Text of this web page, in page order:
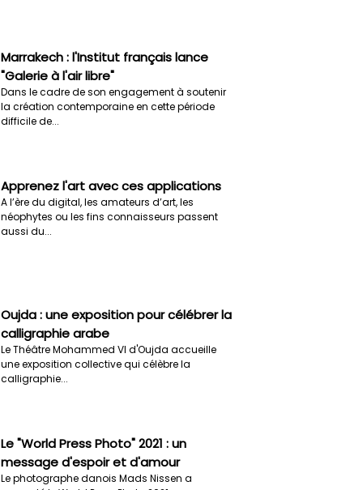
Marrakech : l'Institut français lance
"Galerie à l'air libre"
Dans le cadre de son engagement à soutenir
la création contemporaine en cette période
difficile de...
Apprenez l'art avec ces applications
A l’ère du digital, les amateurs d’art, les
néophytes ou les fins connaisseurs passent
aussi du...
Oujda : une exposition pour célébrer la
calligraphie arabe
Le Théâtre Mohammed VI d'Oujda accueille
une exposition collective qui célèbre la
calligraphie...
Le "World Press Photo" 2021 : un
message d'espoir et d'amour
Le photographe danois Mads Nissen a